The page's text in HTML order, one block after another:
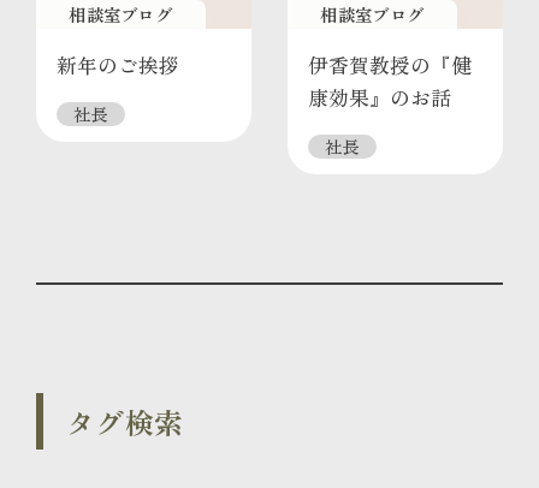
相談室ブログ
新年のご挨拶
社長
相談室ブログ
伊香賀教授の『健
康効果』のお話
社長
タグ検索